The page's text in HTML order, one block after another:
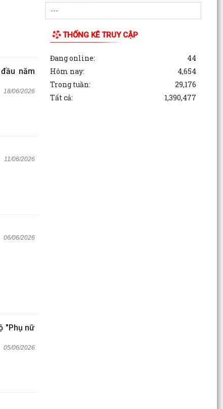
năm
18/06/2026
11/06/2026
06/06/2026
"Phụ nữ
05/06/2026
THỐNG KÊ TRUY CẬP
Đang online:
44
Hôm nay:
4,654
Trong tuần:
29,176
Tất cả:
1,390,477